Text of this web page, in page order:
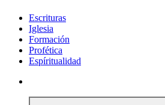
Escrituras
Iglesia
Formación
Profética
Espíritualidad